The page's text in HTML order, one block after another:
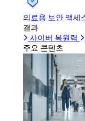
의료용 보안 액세
결과
사이버 복원력
주요 콘텐츠